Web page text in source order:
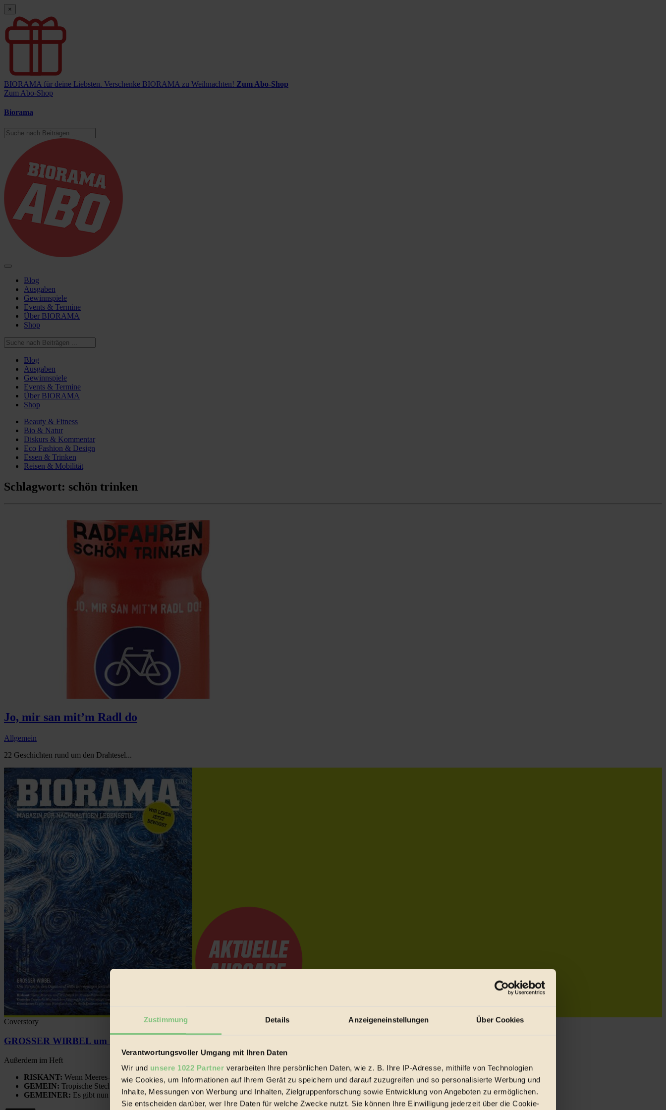
Zustimmung Details Anzeigeneinstellungen Über Cookies
Verantwortungsvoller Umgang mit Ihren Daten
Wir und unsere 1022 Partner verarbeiten Ihre persönlichen Daten, wie z. B. Ihre IP-Adresse, mithilfe von Technologien
wie Cookies, um Informationen auf Ihrem Gerät zu speichern und darauf zuzugreifen und so personalisierte Werbung und
Inhalte, Messungen von Werbung und Inhalten, Zielgruppenforschung sowie Entwicklung von Angeboten zu ermöglichen.
Sie entscheiden darüber, wer Ihre Daten für welche Zwecke nutzt. Sie können Ihre Einwilligung jederzeit über die Cookie-
×
BIORAMA für deine Liebsten. Verschenke BIORAMA zu Weihnachten! Zum Abo-Shop
Zum Abo-Shop
Biorama
Blog
Ausgaben
Gewinnspiele
Events & Termine
Über BIORAMA
Shop
Blog
Ausgaben
Gewinnspiele
Events & Termine
Über BIORAMA
Shop
Beauty & Fitness
Bio & Natur
Diskurs & Kommentar
Eco Fashion & Design
Essen & Trinken
Reisen & Mobilität
Schlagwort: schön trinken
Jo, mir san mit’m Radl do
Allgemein
22 Geschichten rund um den Drahtesel...
Coverstory
GROSSER WIRBEL um Versuche, den Ozean und seine Bewegungen festzuhalten.
Außerdem im Heft
RISKANT: Wenn Meeres- und Wildvögel im Freilandhühnerbetrieb vorbeischauen.
GEMEIN: Tropische Stechmücken fühlen sich in Mitteleuropa inziwschen oft zu Hause.
GEMEINER: Es gibt nun Weinflaschen, die nach Entleerung voll wieder zu dir zurückkommen.